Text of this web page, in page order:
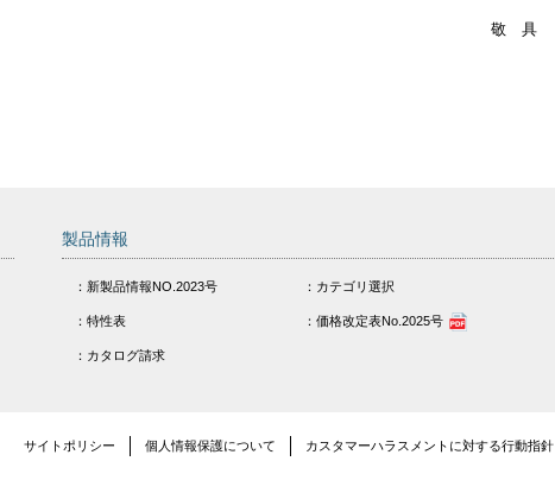
敬 具
製品情報
：新製品情報NO.2023号 ：カテゴリ選択
：特性表 ：価格改定表No.2025号
：カタログ請求
サイトポリシー 個人情報保護について カスタマーハラスメントに対する行動指針